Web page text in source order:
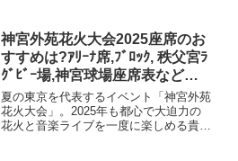
滞、電車の混雑情報をしっかりおさえて
おくことが超・大事...
神宮外苑花火大会2025座席のお
すすめは?ｱﾘｰﾅ席,ﾌﾞﾛｯｸ, 秩父宮ﾗ
ｸﾞﾋﾞｰ場,神宮球場座席表などを
調査
夏の東京を代表するイベント「神宮外苑
花火大会」。2025年も都心で大迫力の
花火と音楽ライブを一度に楽しめる貴重